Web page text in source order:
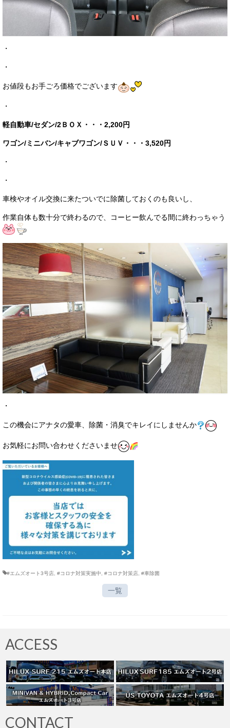
・
・
お値段もお手ごろ価格でございます
・
軽自動車/セダン/2ＢＯＸ・・・2,200円
ワゴン/ミニバン/キャブワゴン/ＳＵＶ・・・3,520円
・
・
車検やオイル交換に来たついでに除菌しておくのも良いし、
作業自体も数十分で終わるので、コーヒー飲んでる間に終わっちゃう
・
この機会にアナタの愛車、除菌・消臭でキレイにしませんか
お気軽にお問い合わせくださいませ
#エムズオート3号店 #コロナ対策実施中 #コロナ対策店 #車除菌
一覧
ACCESS
CONTACT